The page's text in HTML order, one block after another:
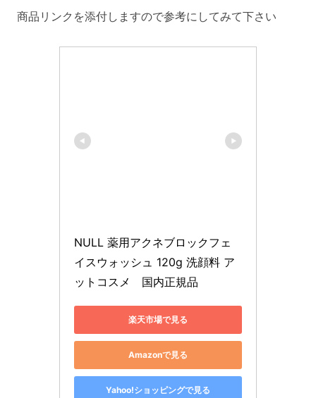
商品リンクを添付しますので参考にしてみて下さい
NULL 薬用アクネブロックフェ
イスウォッシュ 120g 洗顔料 ア
ットコスメ　国内正規品
楽天市場で見る
Amazonで見る
Yahoo!ショッピングで見る